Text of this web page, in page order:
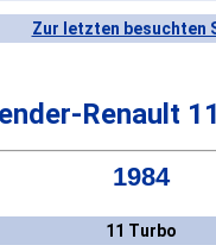
Zur letzten besuchten
Renault
1984
11 Turbo